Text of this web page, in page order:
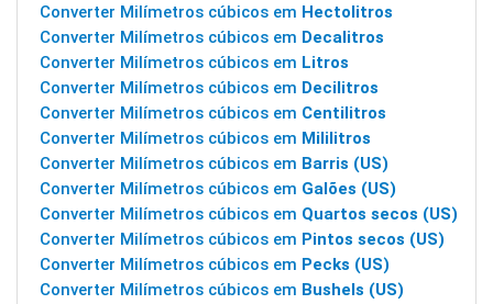
Converter Milímetros cúbicos em Hectolitros
Converter Milímetros cúbicos em Decalitros
Converter Milímetros cúbicos em Litros
Converter Milímetros cúbicos em Decilitros
Converter Milímetros cúbicos em Centilitros
Converter Milímetros cúbicos em Mililitros
Converter Milímetros cúbicos em Barris (US)
Converter Milímetros cúbicos em Galões (US)
Converter Milímetros cúbicos em Quartos secos (US)
Converter Milímetros cúbicos em Pintos secos (US)
Converter Milímetros cúbicos em Pecks (US)
Converter Milímetros cúbicos em Bushels (US)